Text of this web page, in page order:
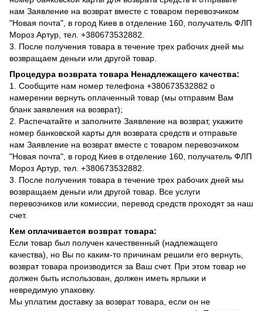
нам Заявление на возврат вместе с товаром перевозчиком
"Новая почта", в город Киев в отделение 160, получатель ФЛП
Мороз Артур, тел. +380673532882.
3. После получения товара в течение трех рабочих дней мы
возвращаем деньги или другой товар.
Процедура возврата товара Ненадлежащего качества:
1. Сообщите нам номер телефона +380673532882 о
намерении вернуть оплаченный товар (мы отправим Вам
бланк заявления на возврат);
2. Распечатайте и заполните Заявление на возврат, укажите
номер банковской карты для возврата средств и отправьте
нам Заявление на возврат вместе с товаром перевозчиком
"Новая почта", в город Киев в отделение 160, получатель ФЛП
Мороз Артур, тел. +380673532882.
3. После получения товара в течение трех рабочих дней мы
возвращаем деньги или другой товар. Все услуги
перевозчиков или комиссии, перевод средств проходят за наш
счет.
Кем оплачивается возврат товара:
Если товар был получен качественный (надлежащего
качества), но Вы по каким-то причинам решили его вернуть,
возврат товара производится за Ваш счет. При этом товар не
должен быть использован, должен иметь ярлыки и
невредимую упаковку.
Мы уплатим доставку за возврат товара, если он не